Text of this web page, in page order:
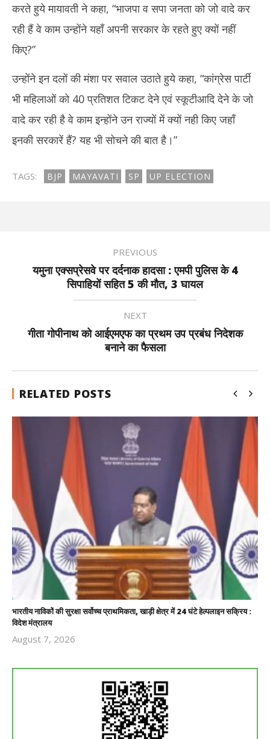
करते हुये मायावती ने कहा, “भाजपा व सपा जनता को जो वादे कर
रही हैं वे काम उन्होंने यहाँ अपनी सरकार के रहते हुए क्यों नहीं
किए?”
उन्होंने इन दलों की मंशा पर सवाल उठाते हुये कहा, “कांग्रेस पार्टी
भी महिलाओं को 40 प्रतिशत टिकट देने एवं स्कूटीआदि देने के जो
वादे कर रही है वे काम इन्होंने उन राज्यों में क्यों नही किए जहाँ
इनकी सरकारें हैं? यह भी सोचने की बात है।”
TAGS: BJP MAYAVATI SP UP ELECTION
PREVIOUS
यमुना एक्सप्रेसवे पर दर्दनाक हादसा : एमपी पुलिस के 4
सिपाहियों सहित 5 की मौत, 3 घायल
NEXT
गीता गोपीनाथ को आईएमएफ का प्रथम उप प्रबंध निदेशक
बनाने का फैसला
RELATED POSTS
भारतीय नाविकों की सुरक्षा सर्वोच्च प्राथमिकता, खाड़ी क्षेत्र में 24 घंटे हेल्पलाइन सक्रिय :
विदेश मंत्रालय
August 7, 2026